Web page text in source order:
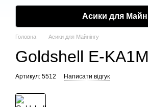
Асики для
Головна Асики для Майнінгу
Goldshell E-KA1M
Артикул: 5512 Написати відгук